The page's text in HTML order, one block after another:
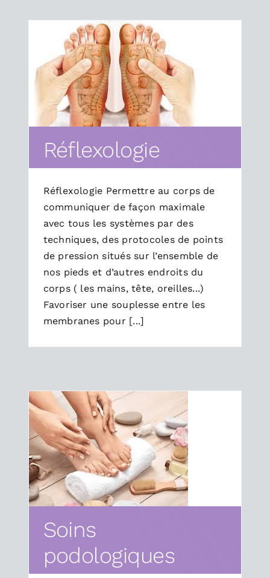
Réflexologie
Réflexologie Permettre au corps de
communiquer de façon maximale
avec tous les systèmes par des
techniques, des protocoles de points
de pression situés sur l’ensemble de
nos pieds et d’autres endroits du
corps ( les mains, tête, oreilles...)
Favoriser une souplesse entre les
membranes pour [...]
Soins
podologiques